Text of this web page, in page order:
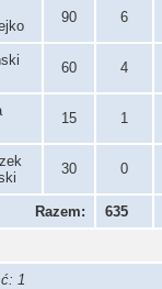
90 6
60 4
15 1
30 0
Razem: 635
1